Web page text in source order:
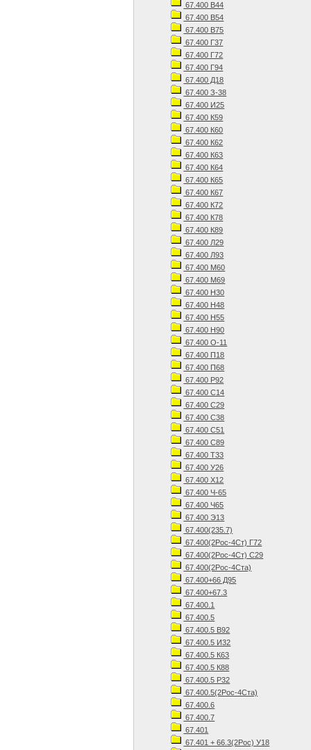
67.400 В44
67.400 В54
67.400 В75
67.400 Г37
67.400 Г72
67.400 Г94
67.400 Д18
67.400 З-38
67.400 И25
67.400 К59
67.400 К60
67.400 К62
67.400 К63
67.400 К64
67.400 К65
67.400 К67
67.400 К72
67.400 К78
67.400 К89
67.400 Л29
67.400 Л93
67.400 М60
67.400 М69
67.400 Н30
67.400 Н48
67.400 Н55
67.400 Н90
67.400 О-11
67.400 П18
67.400 П68
67.400 Р92
67.400 С14
67.400 С29
67.400 С38
67.400 С51
67.400 С89
67.400 Т33
67.400 У26
67.400 Х12
67.400 Ч-65
67.400 Ч65
67.400 Э13
67.400(235.7)
67.400(2Рос-4Ст) Г72
67.400(2Рос-4Ст) С29
67.400(2Рос-4Ста)
67.400+66 Д95
67.400+67.3
67.400.1
67.400.5
67.400.5 В92
67.400.5 И32
67.400.5 К63
67.400.5 К88
67.400.5 Р32
67.400.5(2Рос-4Ста)
67.400.6
67.400.7
67.401
67.401 + 66.3(2Рос) У18